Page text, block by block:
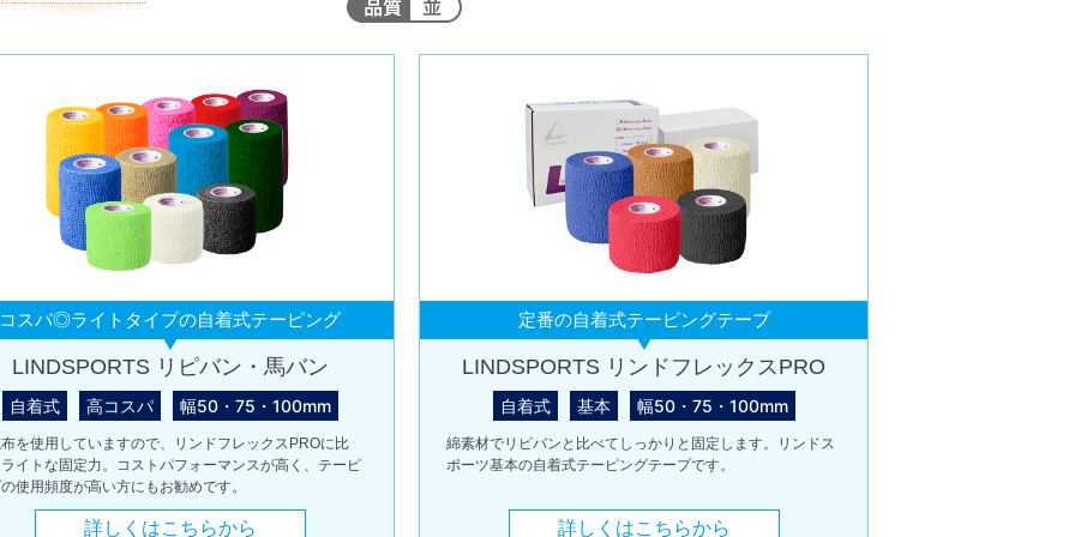
コスパ◎ライトタイプの自着式テーピング
LINDSPORTS リピバン・馬バン
自着式 高コスパ 幅50・75・100mm
を使用していますので、リンドフレックスPROに比
イトな固定力。コストパフォーマンスが高く、テーピ
使用頻度が高い方にもお勧めです。
詳しくはこちらから
定番の自着式テーピングテープ
LINDSPORTS リンドフレックスPRO
自着式 基本 幅50・75・100mm
綿素材でリピバンと比べてしっかりと固定します。リンドス
ポーツ基本の自着式テーピングテープです。
詳しくはこちらから